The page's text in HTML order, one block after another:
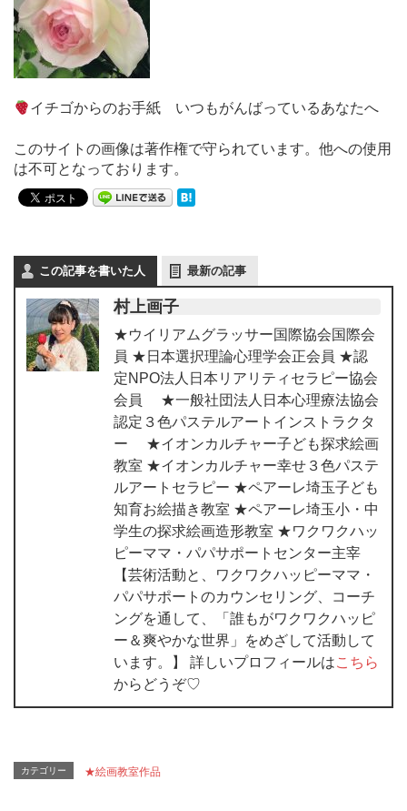
イチゴからのお手紙 いつもがんばっているあなたへ
このサイトの画像は著作権で守られています。他への使用
は不可となっております。
この記事を書いた人 最新の記事
村上画子
★ウイリアムグラッサー国際協会国際会
員 ★日本選択理論心理学会正会員 ★認
定NPO法人日本リアリティセラピー協会
会員 ★一般社団法人日本心理療法協会
認定３色パステルアートインストラクタ
ー ★イオンカルチャー子ども探求絵画
教室 ★イオンカルチャー幸せ３色パステ
ルアートセラピー ★ペアーレ埼玉子ども
知育お絵描き教室 ★ペアーレ埼玉小・中
学生の探求絵画造形教室 ★ワクワクハッ
ピーママ・パパサポートセンター主宰
【芸術活動と、ワクワクハッピーママ・
パパサポートのカウンセリング、コーチ
ングを通して、「誰もがワクワクハッピ
ー＆爽やかな世界」をめざして活動して
います。】 詳しいプロフィールはこちら
からどうぞ♡
カテゴリー ★絵画教室作品